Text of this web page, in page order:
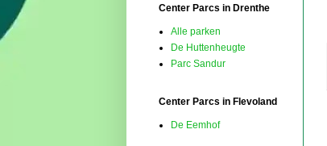
Center Parcs in Drenthe
Alle parken
De Huttenheugte
Parc Sandur
Center Parcs in Flevoland
De Eemhof